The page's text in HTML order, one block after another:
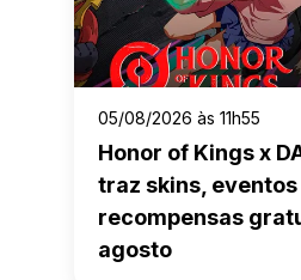
05/08/2026 às 11h55
Honor of Kings x
traz skins, eventos
recompensas
agosto